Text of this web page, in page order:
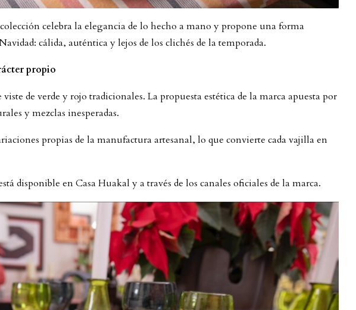
celebra la elegancia de lo hecho a mano y propone una forma
cálida, auténtica y lejos de los clichés de la temporada.
propio
de verde y rojo tradicionales. La propuesta estética de la marca apuesta por
y mezclas inesperadas.
propias de la manufactura artesanal, lo que convierte cada vajilla en
disponible en Casa Huakal y a través de los canales oficiales de la marca.